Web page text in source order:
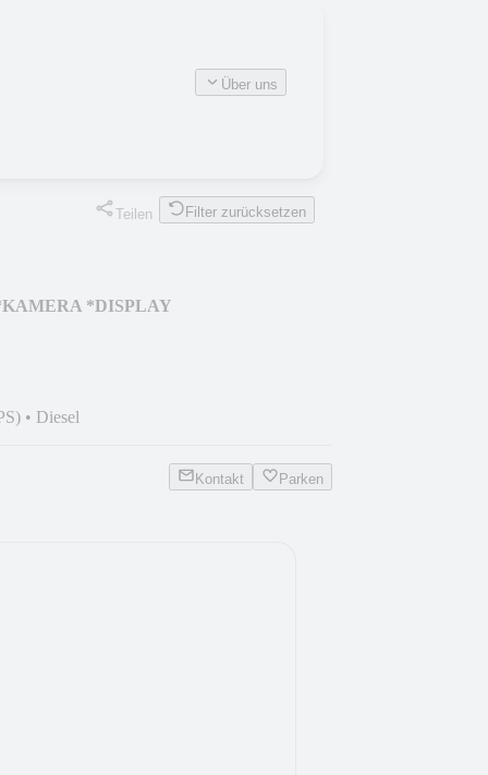
Über uns
Teilen Filter zurücksetzen
*DISPLAY
• Diesel
Kontakt Parken